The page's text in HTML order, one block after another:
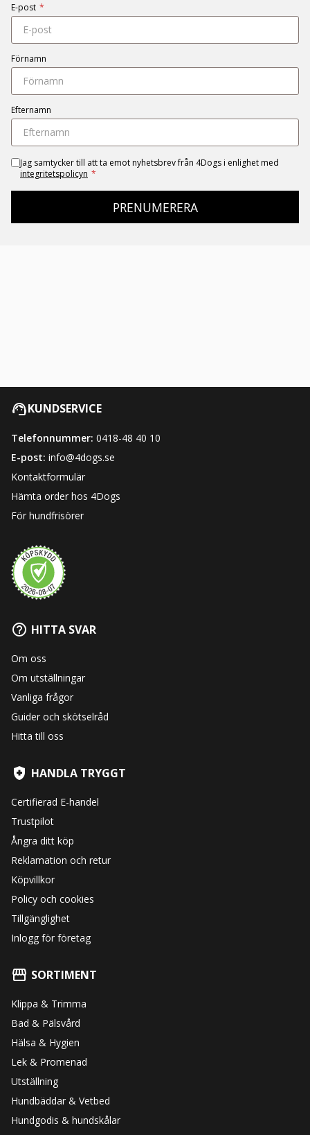
E-post *
Förnamn
Efternamn
Jag samtycker till att ta emot nyhetsbrev från 4Dogs i enlighet med
integritetspolicyn *
PRENUMERERA
KUNDSERVICE
Telefonnummer: 0418-48 40 10
E-post: info@4dogs.se
Kontaktformulär
Hämta order hos 4Dogs
För hundfrisörer
HITTA SVAR
Om oss
Om utställningar
Vanliga frågor
Guider och skötselråd
Hitta till oss
HANDLA TRYGGT
Certifierad E-handel
Trustpilot
Ångra ditt köp
Reklamation och retur
Köpvillkor
Policy och cookies
Tillgänglighet
Inlogg för företag
SORTIMENT
Klippa & Trimma
Bad & Pälsvård
Hälsa & Hygien
Lek & Promenad
Utställning
Hundbäddar & Vetbed
Hundgodis & hundskålar